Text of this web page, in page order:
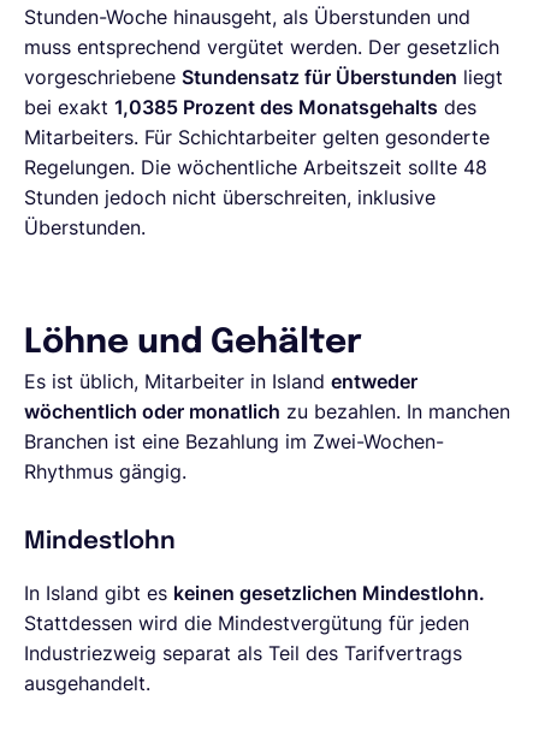
Stunden-Woche hinausgeht, als Überstunden und
muss entsprechend vergütet werden. Der gesetzlich
vorgeschriebene Stundensatz für Überstunden liegt
bei exakt 1,0385 Prozent des Monatsgehalts des
Mitarbeiters. Für Schichtarbeiter gelten gesonderte
Regelungen. Die wöchentliche Arbeitszeit sollte 48
Stunden jedoch nicht überschreiten, inklusive
Überstunden.
Löhne und Gehälter
Es ist üblich, Mitarbeiter in Island entweder
wöchentlich oder monatlich zu bezahlen. In manchen
Branchen ist eine Bezahlung im Zwei-Wochen-
Rhythmus gängig.
Mindestlohn
In Island gibt es keinen gesetzlichen Mindestlohn.
Stattdessen wird die Mindestvergütung für jeden
Industriezweig separat als Teil des Tarifvertrags
ausgehandelt.